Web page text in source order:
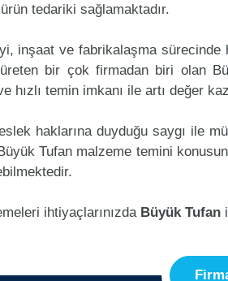
tedariki sağlamaktadır.
inşaat ve fabrikalaşma sürecinde
bir çok firmadan biri olan
hızlı temin imkanı ile artı değer
haklarına duyduğu saygı ile
Tufan malzeme temini
ihtiyaçlarınızda Büyük Tufan